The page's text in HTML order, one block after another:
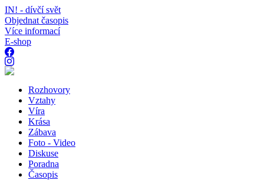
IN! - dívčí svět
Objednat časopis
Více informací
E-shop
Rozhovory
Vztahy
Víra
Krása
Zábava
Foto - Video
Diskuse
Poradna
Časopis